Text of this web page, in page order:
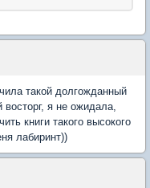
такой долгожданный
я не ожидала,
книги такого высокого
лабиринт))